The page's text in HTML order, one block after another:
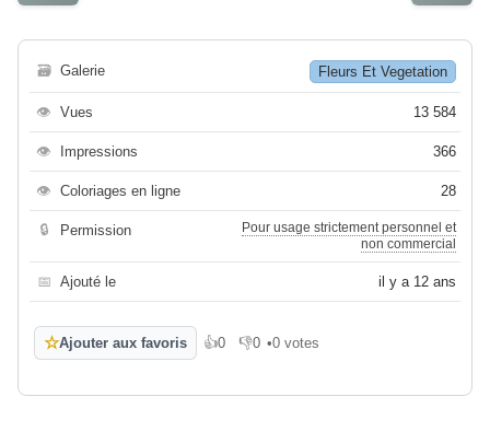
🗃 Galerie Fleurs Et Vegetation
👁 Vues 13 584
👁 Impressions 366
👁 Coloriages en ligne 28
🔒 Permission
Pour usage strictement personnel et
non commercial
📅 Ajouté le il y a 12 ans
☆Ajouter aux favoris 👍0
J'aime 👎0
Je n'aime pas
•0 votes